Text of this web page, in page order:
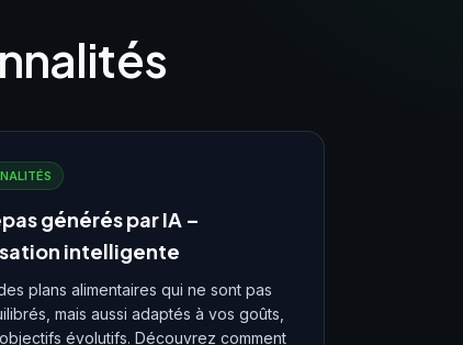
générés par IA –
intelligente
plans alimentaires qui ne sont pas
mais aussi adaptés à vos goûts,
évolutifs. Découvrez comment